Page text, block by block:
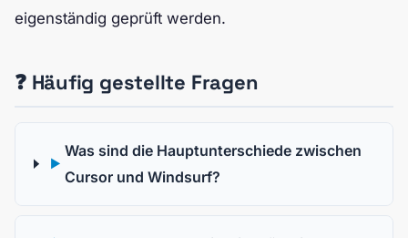
eigenständig geprüft werden.
❓ Häufig gestellte Fragen
▶
Was sind die Hauptunterschiede zwischen
Cursor und Windsurf?